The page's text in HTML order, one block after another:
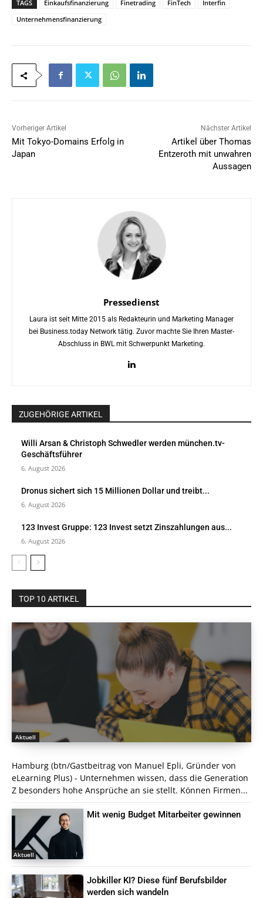
TAGS Einkaufsfinanzierung Finetrading FinTech
Interfin
Unternehmensfinanzierung
Vorheriger Artikel
Mit Tokyo-Domains Erfolg in
Japan
Nächster Artikel
Artikel über Thomas
Entzeroth mit unwahren
Aussagen
Pressedienst
Laura ist seit Mitte 2015 als Redakteurin und Marketing Manager
bei Business.today Network tätig. Zuvor machte Sie Ihren Master-
Abschluss in BWL mit Schwerpunkt Marketing.
ZUGEHÖRIGE ARTIKEL
Willi Arsan & Christoph Schwedler werden münchen.tv-
Geschäftsführer
6. August 2026
Dronus sichert sich 15 Millionen Dollar und treibt...
6. August 2026
123 Invest Gruppe: 123 Invest setzt Zinszahlungen aus...
6. August 2026
TOP 10 ARTIKEL
Aktuell
Hamburg (btn/Gastbeitrag von Manuel Epli, Gründer von
eLearning Plus) - Unternehmen wissen, dass die Generation
Z besonders hohe Ansprüche an sie stellt. Können Firmen...
Aktuell
Mit wenig Budget Mitarbeiter gewinnen
Jobkiller KI? Diese fünf Berufsbilder
werden sich wandeln